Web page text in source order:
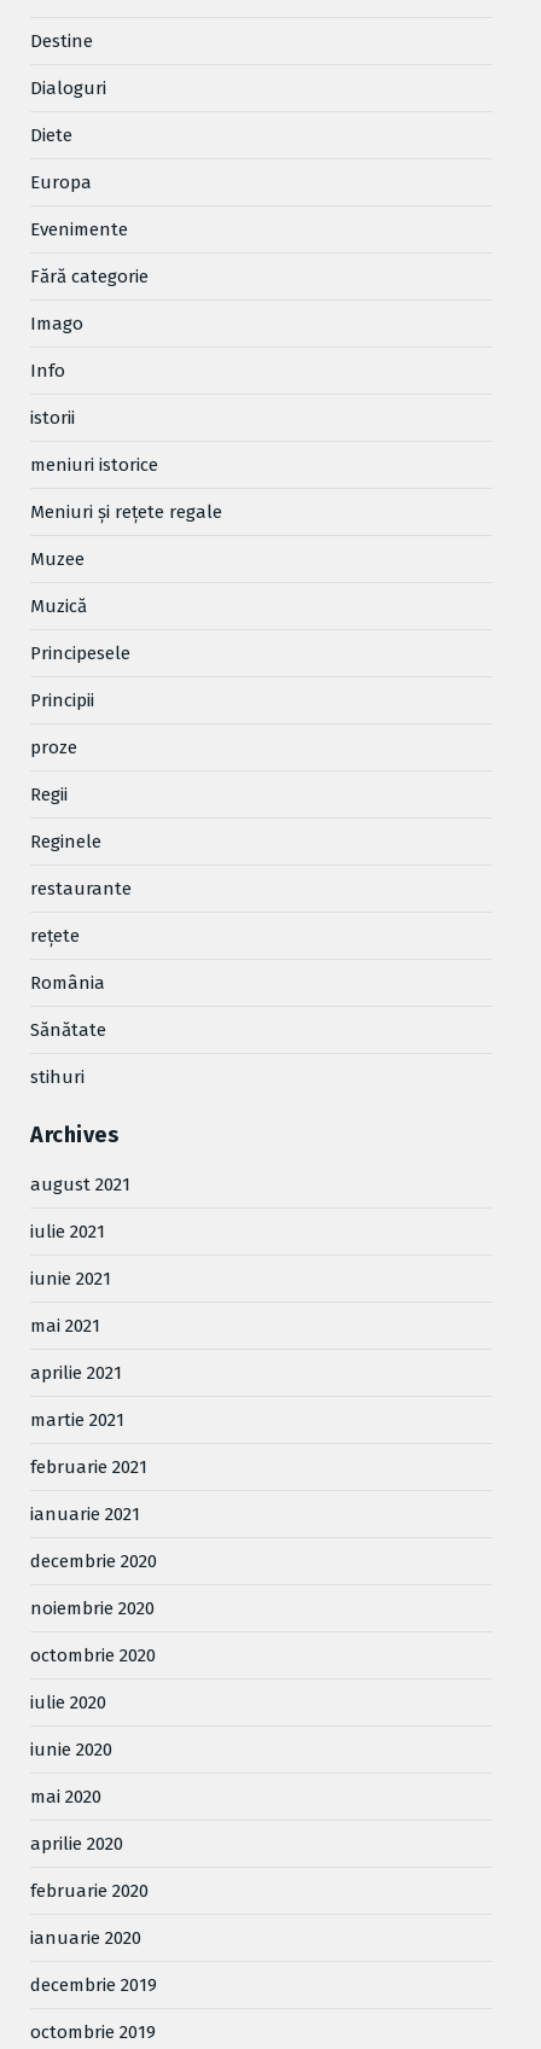
Destine
Dialoguri
Diete
Europa
Evenimente
Fără categorie
Imago
Info
istorii
meniuri istorice
Meniuri și rețete regale
Muzee
Muzică
Principesele
Principii
proze
Regii
Reginele
restaurante
reţete
România
Sănătate
stihuri
Archives
august 2021
iulie 2021
iunie 2021
mai 2021
aprilie 2021
martie 2021
februarie 2021
ianuarie 2021
decembrie 2020
noiembrie 2020
octombrie 2020
iulie 2020
iunie 2020
mai 2020
aprilie 2020
februarie 2020
ianuarie 2020
decembrie 2019
octombrie 2019